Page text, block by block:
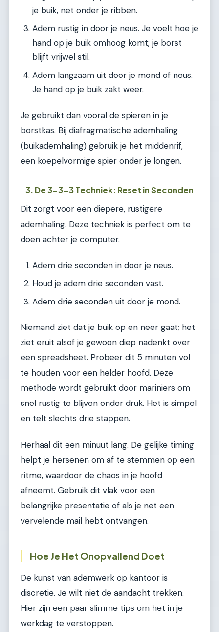
je buik, net onder je ribben.
Adem rustig in door je neus. Je voelt hoe je
hand op je buik omhoog komt; je borst
blijft vrijwel stil.
Adem langzaam uit door je mond of neus.
Je hand op je buik zakt weer.
Je gebruikt dan vooral de spieren in je
borstkas. Bij diafragmatische ademhaling
(buikademhaling) gebruik je het middenrif,
een koepelvormige spier onder je longen.
3. De 3-3-3 Techniek: Reset in Seconden
Dit zorgt voor een diepere, rustigere
ademhaling. Deze techniek is perfect om te
doen achter je computer.
Adem drie seconden in door je neus.
Houd je adem drie seconden vast.
Adem drie seconden uit door je mond.
Niemand ziet dat je buik op en neer gaat; het
ziet eruit alsof je gewoon diep nadenkt over
een spreadsheet. Probeer dit 5 minuten vol
te houden voor een helder hoofd. Deze
methode wordt gebruikt door mariniers om
snel rustig te blijven onder druk. Het is simpel
en telt slechts drie stappen.
Herhaal dit een minuut lang. De gelijke timing
helpt je hersenen om af te stemmen op een
ritme, waardoor de chaos in je hoofd
afneemt. Gebruik dit vlak voor een
belangrijke presentatie of als je net een
vervelende mail hebt ontvangen.
Hoe Je Het Onopvallend Doet
De kunst van ademwerk op kantoor is
discretie. Je wilt niet de aandacht trekken.
Hier zijn een paar slimme tips om het in je
werkdag te verstoppen.